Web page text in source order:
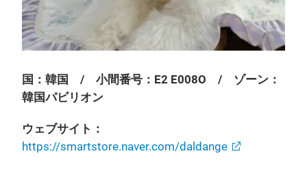
国：韓国 / 小間番号：E2 E008O / ゾーン：
韓国パビリオン
ウェブサイト：
https://smartstore.naver.com/daldange